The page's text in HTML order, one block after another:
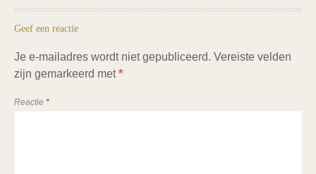
Geef een reactie
Je e-mailadres wordt niet gepubliceerd. Vereiste velden
zijn gemarkeerd met*
Reactie *